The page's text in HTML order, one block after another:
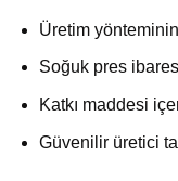
Üretim
Soğuk pres
Katkı maddesi
Güvenilir üretici